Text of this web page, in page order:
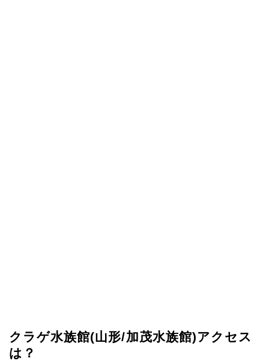
クラゲ水族館(山形/加茂水族館)アクセス
は？